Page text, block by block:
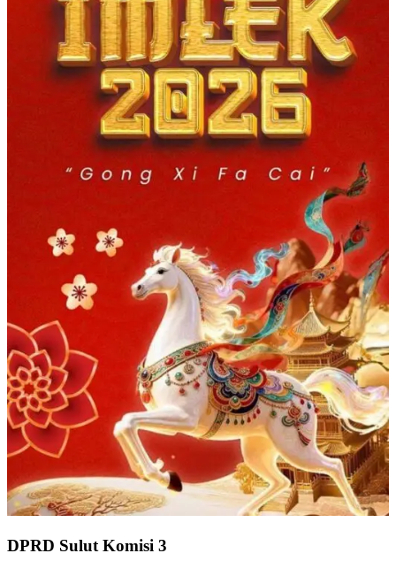
DPRD Sulut Komisi 3